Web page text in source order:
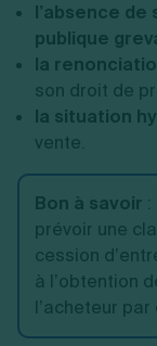
l’absence de
publique
la
son droit de
la situation
vente.
Bon à savoir
prévoir une
cession
à l’obtention
l’acheteur par